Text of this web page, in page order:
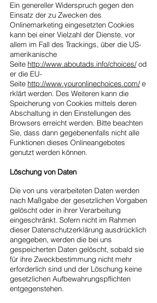
Ein genereller Widerspruch gegen den
Einsatz der zu Zwecken des
Onlinemarketing eingesetzten Cookies
kann bei einer Vielzahl der Dienste, vor
allem im Fall des Trackings, über die US-
amerikanische
Seite http://www.aboutads.info/choices/od
er die EU-
Seite http://www.youronlinechoices.com/e
rklärt werden. Des Weiteren kann die
Speicherung von Cookies mittels deren
Abschaltung in den Einstellungen des
Browsers erreicht werden. Bitte beachten
Sie, dass dann gegebenenfalls nicht alle
Funktionen dieses Onlineangebotes
genutzt werden können.
Löschung von Daten
Die von uns verarbeiteten Daten werden
nach Maßgabe der gesetzlichen Vorgaben
gelöscht oder in ihrer Verarbeitung
eingeschränkt. Sofern nicht im Rahmen
dieser Datenschutzerklärung ausdrücklich
angegeben, werden die bei uns
gespeicherten Daten gelöscht, sobald sie
für ihre Zweckbestimmung nicht mehr
erforderlich sind und der Löschung keine
gesetzlichen Aufbewahrungspflichten
entgegenstehen.